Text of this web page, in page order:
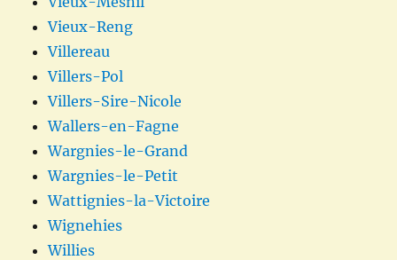
Vieux-Reng
Villereau
Villers-Pol
Villers-Sire-Nicole
Wallers-en-Fagne
Wargnies-le-Grand
Wargnies-le-Petit
Wattignies-la-Victoire
Wignehies
Willies